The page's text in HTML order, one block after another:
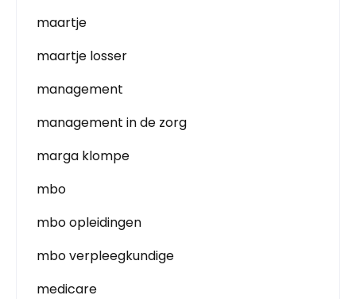
maartje
maartje losser
management
management in de zorg
marga klompe
mbo
mbo opleidingen
mbo verpleegkundige
medicare